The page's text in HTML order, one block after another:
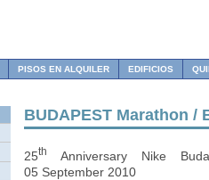
PISOS EN ALQUILER EDIFICIOS
BUDAPEST Marathon /
25th
Anniversary Nike
05 September 2010